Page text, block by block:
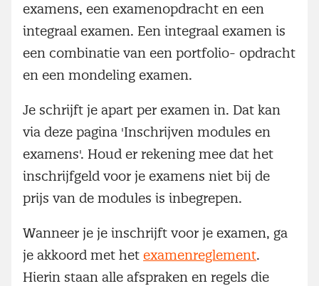
examens, een examenopdracht en een
integraal examen. Een integraal examen is
een combinatie van een portfolio- opdracht
en een mondeling examen.
Je schrijft je apart per examen in. Dat kan
via deze pagina 'Inschrijven modules en
examens'. Houd er rekening mee dat het
inschrijfgeld voor je examens niet bij de
prijs van de modules is inbegrepen.
Wanneer je je inschrijft voor je examen, ga
je akkoord met het examenreglement.
Hierin staan alle afspraken en regels die